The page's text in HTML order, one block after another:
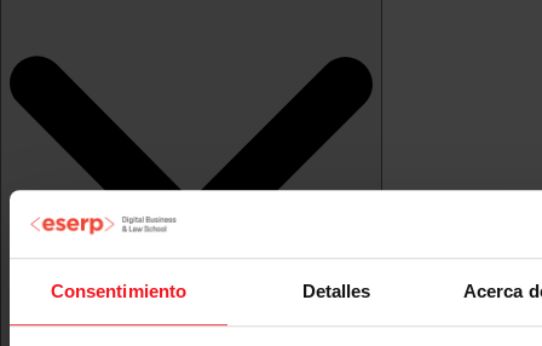
Consentimiento Detalles Acerca